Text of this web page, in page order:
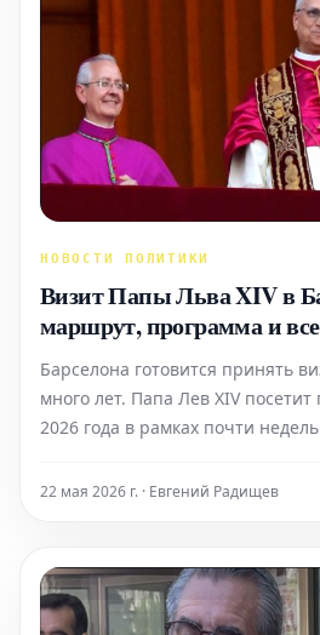
НОВОСТИ ПОЛИТИКИ
Визит Папы Льва XIV в
маршрут, программа и
Барселона готовится принять
много лет. Папа Лев XIV
2026 года в рамках почти
на Канарских островах. Это не
22 мая 2026 г. · Евгений Радищев